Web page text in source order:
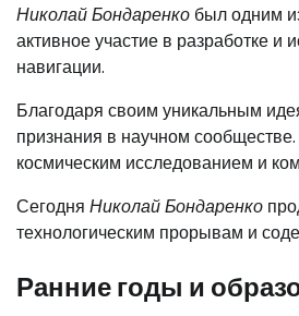
Николай Бондаренко был одним
активное участие в разработке и
навигации.
Благодаря своим уникальным
признания в научном
космическим исследованием и
Сегодня Николай Бондаренко
технологическим прорывам и
Ранние годы и